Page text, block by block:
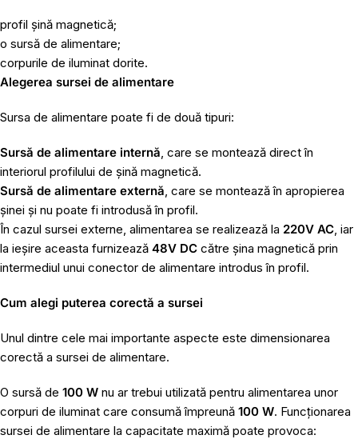
profil șină magnetică;
o sursă de alimentare;
corpurile de iluminat dorite.
Alegerea sursei de alimentare
Sursa de alimentare poate fi de două tipuri:
Sursă de alimentare internă, care se montează direct în
interiorul profilului de șină magnetică.
Sursă de alimentare externă, care se montează în apropierea
șinei și nu poate fi introdusă în profil.
În cazul sursei externe, alimentarea se realizează la 220V AC, iar
la ieșire aceasta furnizează 48V DC către șina magnetică prin
intermediul unui conector de alimentare introdus în profil.
Cum alegi puterea corectă a sursei
Unul dintre cele mai importante aspecte este dimensionarea
corectă a sursei de alimentare.
O sursă de 100 W nu ar trebui utilizată pentru alimentarea unor
corpuri de iluminat care consumă împreună 100 W. Funcționarea
sursei de alimentare la capacitate maximă poate provoca: